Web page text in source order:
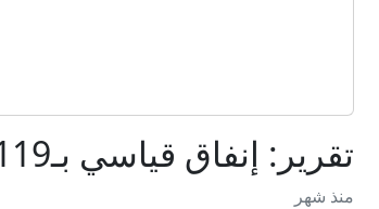
تقرير: إنفاق قياسي بـ119 مليار دولار ينذر بسباق تسلح نووي جديد
منذ شهر